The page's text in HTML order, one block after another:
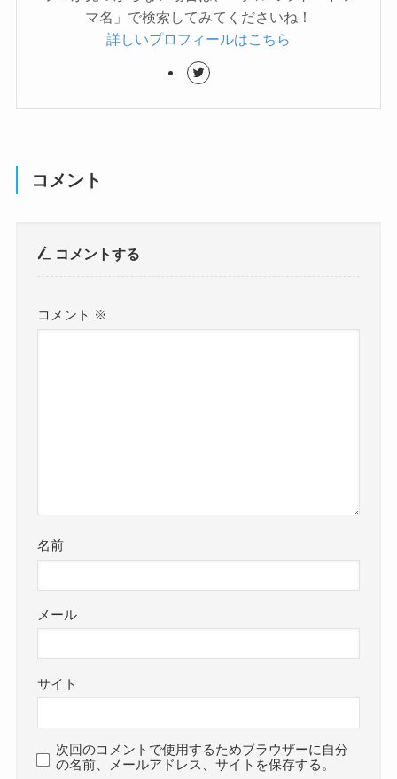
マ名」で検索してみてくださいね！
詳しいプロフィールはこちら
コメント
コメントする
コメント ※
名前
メール
サイト
次回のコメントで使用するためブラウザーに自分
の名前、メールアドレス、サイトを保存する。